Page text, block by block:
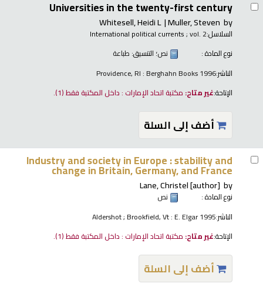
Universities in the twenty-first century
by
Muller, Steven
Whitesell, Heidi L
السلاسل: International political currents; vol. 2
نوع المادة :
نص؛ التنسيق: طباعة
الناشر:Providence, RI : Berghahn Books 1996
الإتاحة:غير متاح: مكتبة اتحاد الإمارات : داخل المكتبة فقط(1).
أضف إلى السلة
Industry and society in Europe : stability and
change in Britain, Germany, and France
by
Lane, Christel[author]
نوع المادة :
نص
الناشر:Aldershot ; Brookfield, Vt : E. Elgar 1995
الإتاحة:غير متاح: مكتبة اتحاد الإمارات : داخل المكتبة فقط(1).
أضف إلى السلة